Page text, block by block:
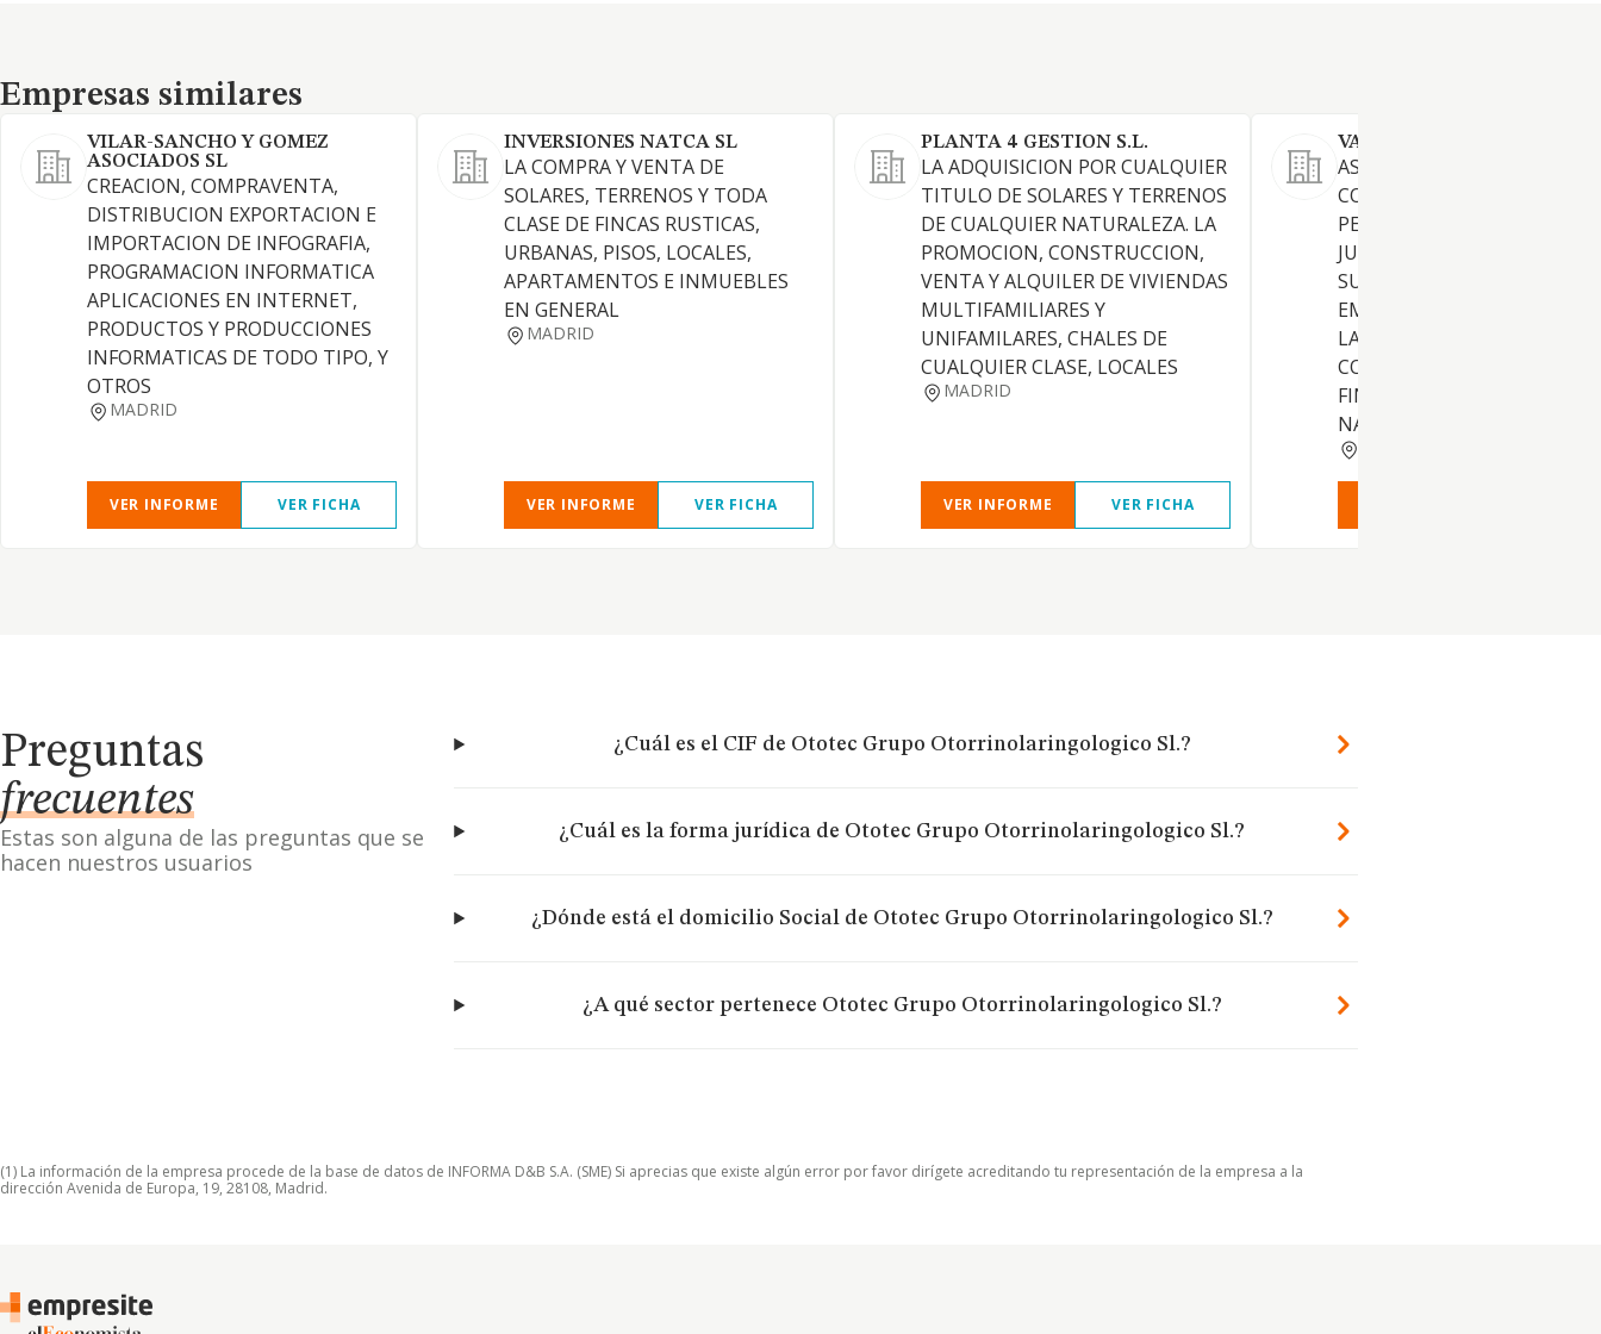
Empresas similares
Empresas similares
VILAR-SANCHO Y GOMEZ
ASOCIADOS SL
CREACION, COMPRAVENTA,
DISTRIBUCION EXPORTACION E
IMPORTACION DE INFOGRAFIA,
PROGRAMACION INFORMATICA
APLICACIONES EN INTERNET,
PRODUCTOS Y PRODUCCIONES
INFORMATICAS DE TODO TIPO, Y
OTROS
MADRID
VER INFORME VER FICHA
INVERSIONES NATCA SL
LA COMPRA Y VENTA DE
SOLARES, TERRENOS Y TODA
CLASE DE FINCAS RUSTICAS,
URBANAS, PISOS, LOCALES,
APARTAMENTOS E INMUEBLES
EN GENERAL
MADRID
VER INFORME VER FICHA
PLANTA 4 GESTION S.L.
LA ADQUISICION POR CUALQUIER
TITULO DE SOLARES Y TERRENOS
DE CUALQUIER NATURALEZA. LA
PROMOCION, CONSTRUCCION,
VENTA Y ALQUILER DE VIVIENDAS
MULTIFAMILIARES Y
UNIFAMILARES, CHALES DE
CUALQUIER CLASE, LOCALES
MADRID
VER INFORME VER FICHA
VALCRISMA SL
ASESORAMIENTO Y
CONSULTORIA TANTO DE
PERSONAS FISICAS COMO
JURIDICAS, CUALQUIERA
SU FORMA U
EMPRESARIAL O NO, EN
LAS MATERIAS
CON EL AMBITO
FINANCIERO O DE ANALOGA
NATU
Preguntas
frecuentes
Estas son alguna de las preguntas que se
hacen nuestros usuarios
¿Cuál es el CIF de Ototec Grupo Otorrinolaringologico Sl.?
¿Cuál es la forma jurídica de Ototec Grupo Otorrinolaringologico Sl.?
¿Dónde está el domicilio Social de Ototec Grupo Otorrinolaringologico Sl.?
¿A qué sector pertenece Ototec Grupo Otorrinolaringologico Sl.?
(1) La información de la empresa procede de la base de datos de INFORMA D&B S.A. (SME) Si aprecias que existe algún error por favor dirígete acreditando tu representación de la empresa a la
dirección Avenida de Europa, 19, 28108, Madrid.